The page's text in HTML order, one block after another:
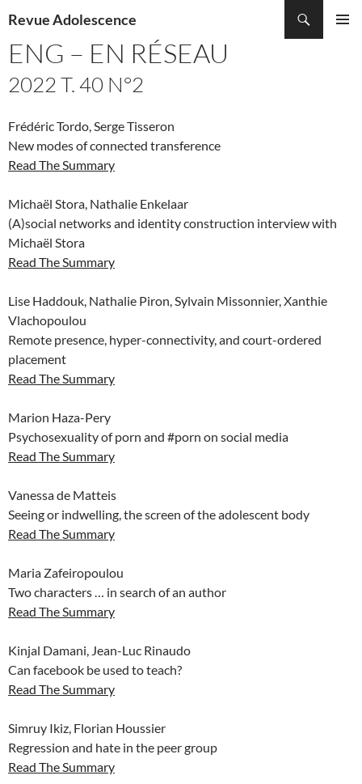
Revue Adolescence
AU
CONTENU
ENG – EN RÉSEAU
2022 T. 40 N°2
Frédéric Tordo, Serge Tisseron
New modes of connected transference
Read The Summary
Michaël Stora, Nathalie Enkelaar
(A)social networks and identity construction interview with
Michaël Stora
Read The Summary
Lise Haddouk, Nathalie Piron, Sylvain Missonnier, Xanthie
Vlachopoulou
Remote presence, hyper-connectivity, and court-ordered
placement
Read The Summary
Marion Haza-Pery
Psychosexuality of porn and #porn on social media
Read The Summary
Vanessa de Matteis
Seeing or indwelling, the screen of the adolescent body
Read The Summary
Maria Zafeiropoulou
Two characters … in search of an author
Read The Summary
Kinjal Damani, Jean-Luc Rinaudo
Can facebook be used to teach?
Read The Summary
Simruy Ikiz, Florian Houssier
Regression and hate in the peer group
Read The Summary